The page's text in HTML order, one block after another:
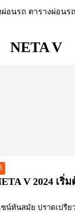
NETA V
V 2024 เริ่ม
ซน์ทันสมัย ปราดเปรีย